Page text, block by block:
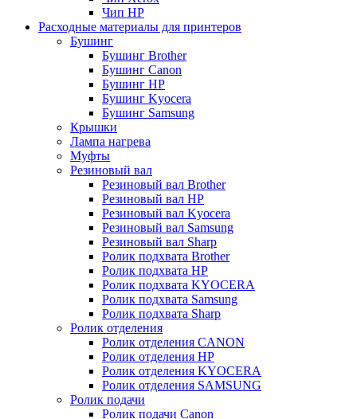
Чип НР
Расходные материалы для принтеров
Бушинг
Бушинг Brother
Бушинг Canon
Бушинг HP
Бушинг Kyocera
Бушинг Samsung
Крышки
Лампа нагрева
Муфты
Резиновый вал
Резиновый вал Brother
Резиновый вал HP
Резиновый вал Kyocera
Резиновый вал Samsung
Резиновый вал Sharp
Ролик подхвата Brother
Ролик подхвата HP
Ролик подхвата KYOCERA
Ролик подхвата Samsung
Ролик подхвата Sharp
Ролик отделения
Ролик отделения CANON
Ролик отделения HP
Ролик отделения KYOCERA
Ролик отделения SAMSUNG
Ролик подачи
Ролик подачи Canon